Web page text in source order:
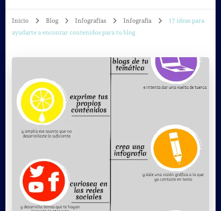
Inicio Blog Infografías Infografia
17 ideas para
ayudarte a encontar contenidos para tu blog